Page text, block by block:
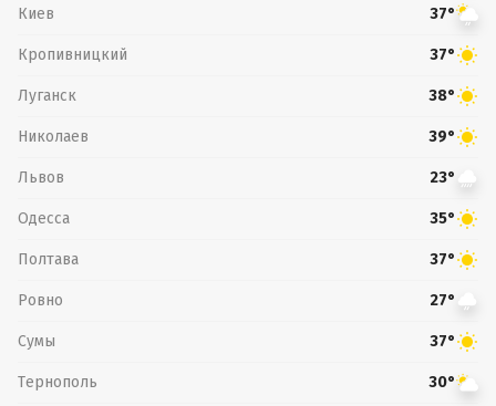
Киев 37°
Кропивницкий 37°
Луганск 38°
Николаев 39°
Львов 23°
Одесса 35°
Полтава 37°
Ровно 27°
Сумы 37°
Тернополь 30°